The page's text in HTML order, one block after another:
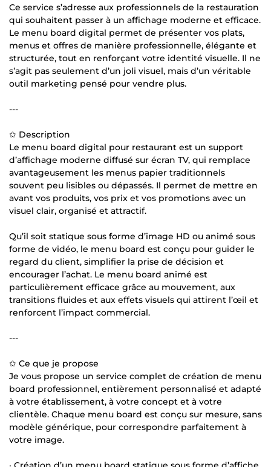
Ce service s’adresse aux professionnels de la restauration
qui souhaitent passer à un affichage moderne et efficace.
Le menu board digital permet de présenter vos plats,
menus et offres de manière professionnelle, élégante et
structurée, tout en renforçant votre identité visuelle. Il ne
s’agit pas seulement d’un joli visuel, mais d’un véritable
outil marketing pensé pour vendre plus.
---
✩ Description
Le menu board digital pour restaurant est un support
d’affichage moderne diffusé sur écran TV, qui remplace
avantageusement les menus papier traditionnels
souvent peu lisibles ou dépassés. Il permet de mettre en
avant vos produits, vos prix et vos promotions avec un
visuel clair, organisé et attractif.
Qu’il soit statique sous forme d’image HD ou animé sous
forme de vidéo, le menu board est conçu pour guider le
regard du client, simplifier la prise de décision et
encourager l’achat. Le menu board animé est
particulièrement efficace grâce au mouvement, aux
transitions fluides et aux effets visuels qui attirent l’œil et
renforcent l’impact commercial.
---
✩ Ce que je propose
Je vous propose un service complet de création de menu
board professionnel, entièrement personnalisé et adapté
à votre établissement, à votre concept et à votre
clientèle. Chaque menu board est conçu sur mesure, sans
modèle générique, pour correspondre parfaitement à
votre image.